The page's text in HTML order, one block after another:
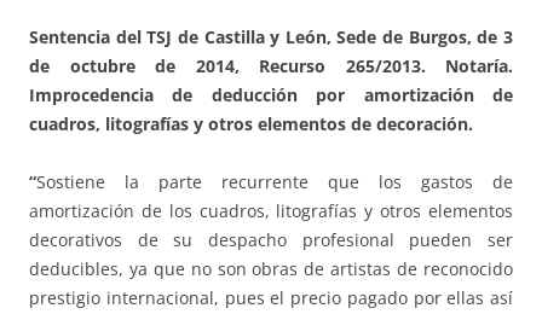
Sentencia del TSJ de Castilla y León, Sede de Burgos, de 3
de octubre de 2014, Recurso 265/2013. Notaría.
Improcedencia de deducción por amortización de
cuadros, litografías y otros elementos de decoración.
“Sostiene la parte recurrente que los gastos de
amortización de los cuadros, litografías y otros elementos
decorativos de su despacho profesional pueden ser
deducibles, ya que no son obras de artistas de reconocido
prestigio internacional, pues el precio pagado por ellas así